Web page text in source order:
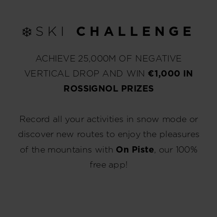
❄️SKI CHALLENGE
ACHIEVE 25,000M OF NEGATIVE
VERTICAL DROP AND WIN €1,000 IN
ROSSIGNOL PRIZES
Record all your activities in snow mode or
discover new routes to enjoy the pleasures
of the mountains with On Piste , our 100%
free app!